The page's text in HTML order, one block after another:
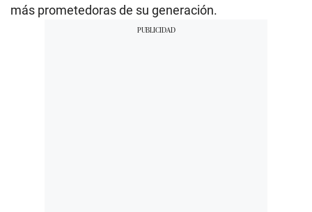
más prometedoras de su generación.